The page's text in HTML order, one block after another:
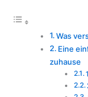
Was
Eine
zuhause